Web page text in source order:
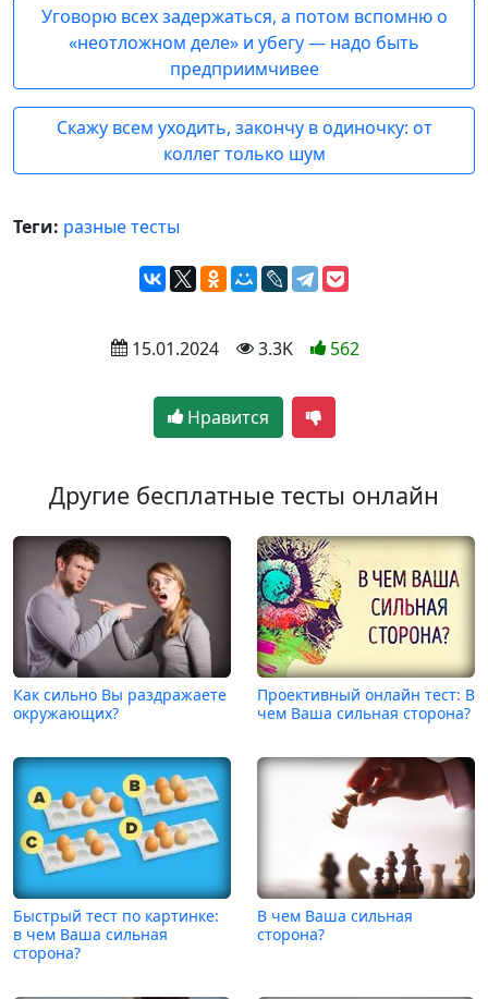
Уговорю всех задержаться, а потом вспомню о
«неотложном деле» и убегу — надо быть
предприимчивее
Скажу всем уходить, закончу в одиночку: от
коллег только шум
Теги: разные тесты
15.01.2024 3.3K 562
Нравится
Другие бесплатные тесты онлайн
Как сильно Вы раздражаете
окружающих?
Проективный онлайн тест: В
чем Ваша сильная сторона?
Быстрый тест по картинке:
в чем Ваша сильная
сторона?
В чем Ваша сильная
сторона?